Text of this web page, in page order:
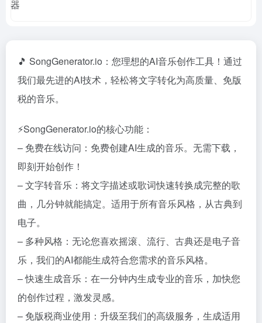
🎵 SongGenerator.io：您理想的AI音乐创作工具！通过
我们最先进的AI技术，轻松将文字转化为高质量、免版
税的音乐。
⚡SongGenerator.io的核心功能：
– 免费在线访问：免费创建AI生成的音乐。无需下载，
即刻开始创作！
– 文字转音乐：将文字描述或歌词快速转换成完整的歌
曲，几分钟就能搞定。适用于所有音乐风格，从古典到
电子。
– 多种风格：无论您喜欢摇滚、流行、古典还是电子音
乐，我们的AI都能生成符合您需求的音乐风格。
– 快速生成音乐：在一分钟内生成专业的音乐，加快您
的创作过程，激发灵感。
– 免版税商业使用：升级至我们的高级服务，生成适用